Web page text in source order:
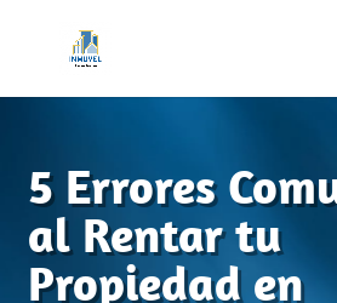
5 Errores
al Rentar tu
Propiedad en